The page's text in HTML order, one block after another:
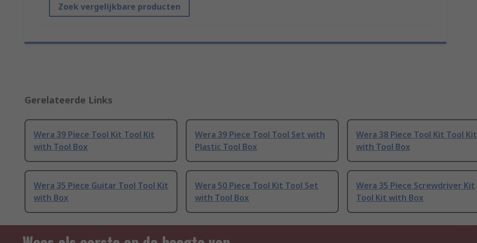
Zoek vergelijkbare producten
Gerelateerde Links
Wera 39 Piece Tool Kit Tool Kit
with Tool Box
Wera 39 Piece Tool Tool Set with
Plastic Tool Box
Wera 38 Piece Tool Kit Tool Kit
with Tool Box
Wera 35 Piece Guitar Tool Tool Kit
with Box
Wera 50 Piece Tool Kit Tool Set
with Tool Box
Wera 35 Piece Screwdriver Kit
Tool Kit with Box